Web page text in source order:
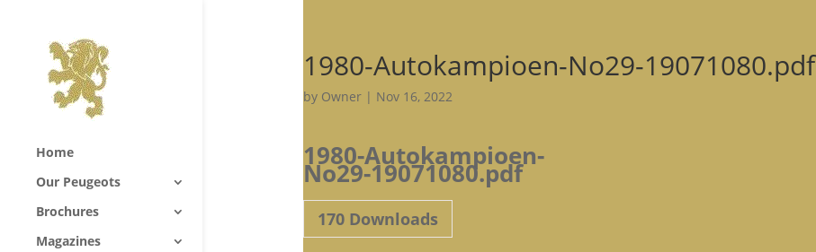
Home
Our Peugeots
Brochures
Magazines
1980-Autokampioen-No29-19071080.pdf
by Owner| Nov 16, 2022
1980-Autokampioen-
No29-19071080.pdf
170Downloads